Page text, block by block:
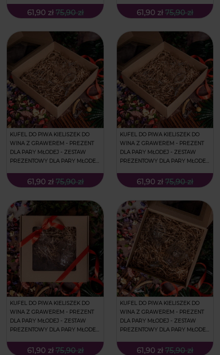
61,90 zł 75,90 zł
IMIONA61,90 zł 75,90 zł
KUFEL DO PIWA KIELISZEK DO
WINA Z GRAWEREM - PREZENT
DLA PARY MŁODEJ - ZESTAW
PREZENTOWY DLA PARY MŁODEJ
61,90 zł 75,90 zł
KUFEL DO PIWA KIELISZEK DO
WINA Z GRAWEREM - PREZENT
DLA PARY MŁODEJ - ZESTAW
PREZENTOWY DLA PARY MŁODEJ
SERDUSZKA I IMIONA
61,90 zł 75,90 zł
KUFEL DO PIWA KIELISZEK DO
WINA Z GRAWEREM - PREZENT
DLA PARY MŁODEJ - ZESTAW
PREZENTOWY DLA PARY MŁODEJ
61,90 zł 75,90 zł
KUFEL DO PIWA KIELISZEK DO
WINA Z GRAWEREM - PREZENT
DLA PARY MŁODEJ - ZESTAW
PREZENTOWY DLA PARY MŁODEJ
IMIONA61,90 zł 75,90 zł